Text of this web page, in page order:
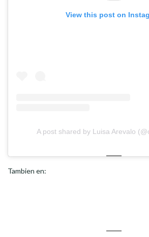
View this post on
A post shared by Luisa Arevalo
Tambien en: